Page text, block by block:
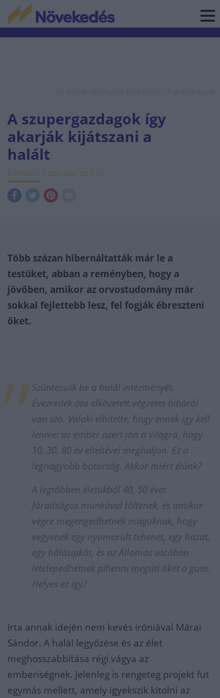
A szupergazdagok így
akarják kijátszani a
halált
ÉLETMÓD 2021. AUG. 22. D.J.
Több százan hibernáltatták már le a
testüket, abban a reményben, hogy a
jövőben, amikor az orvostudomány már
sokkal fejlettebb lesz, fel fogják ébreszteni
őket.
Szüntessük be a halál intézményét.
Évezredek óta elkövetett végzetes hibáról
van szó. Valaki elhitette, hogy ennek így kell
lennie: az ember azért jön a világra, hogy
10, 30, 80 év elteltével meghaljon. Ez a
legnagyobb botorság. Akkor miért élünk?
A legtöbben életükből 40, 50 évet
fáradságos munkával töltenek, és amikor
végre megengedhetnék maguknak, hogy
vegyenek egy nyomorult tehenet, egy házat,
egy hálósipkát, és az Állomás utcában
letelepedhetnek pihenni megüti őket a guta.
Helyes ez így?
írta annak idején nem kevés iróniával Márai
Sándor. A halál legyőzése és az élet
meghosszabbítása régi vágya az
emberiségnek. Jelenleg is rengeteg projekt fut
egymás mellett, amely igyekszik kitolni az